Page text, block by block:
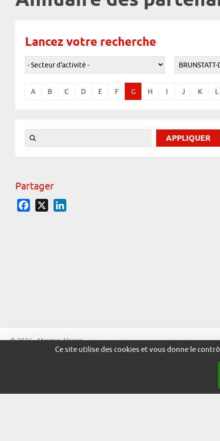
Lancez votre recherche
A B C D E F G H I J K L
Partager
Facebook
© 2026 - Marque Alsace
Ce site utilise des cookies et vous donne le